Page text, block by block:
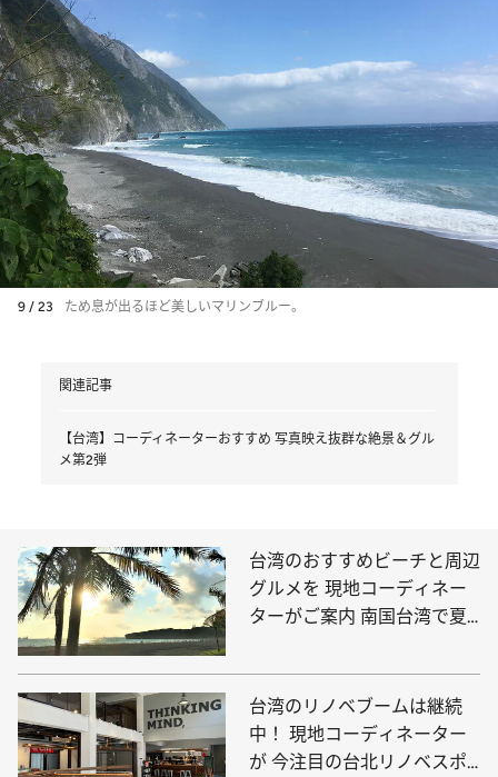
9 / 23 ため息が出るほど美しいマリンブルー。
関連記事
【台湾】コーディネーターおすすめ 写真映え抜群な絶景＆グル
メ第2弾
台湾のおすすめビーチと周辺
グルメを 現地コーディネー
ターがご案内 南国台湾で夏
台湾のリノベブームは継続
中！ 現地コーディネーター
が 今注目の台北リノベスポ